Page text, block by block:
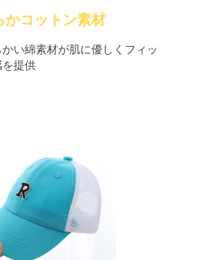
かコットン素材
い綿素材が肌に優しくフィッ
を提供